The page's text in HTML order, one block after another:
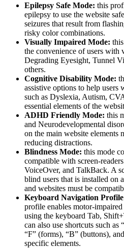
Epilepsy Safe Mode: this
epilepsy to use the website
seizures that result from
risky color combinations.
Visually Impaired Mode:
the convenience of users with
Degrading Eyesight, Tunnel
others.
Cognitive Disability Mode:
assistive options to help
such as Dyslexia, Autism,
essential elements of the
ADHD Friendly Mode: this
and Neurodevelopmental
on the main website
reducing distractions.
Blindness Mode: this mode
compatible with screen-
VoiceOver, and TalkBack. A
blind users that is installed on
and websites must be
Keyboard Navigation
profile enables motor-
using the keyboard Tab,
can also use shortcuts such as
“F” (forms), “B” (buttons),
specific elements.